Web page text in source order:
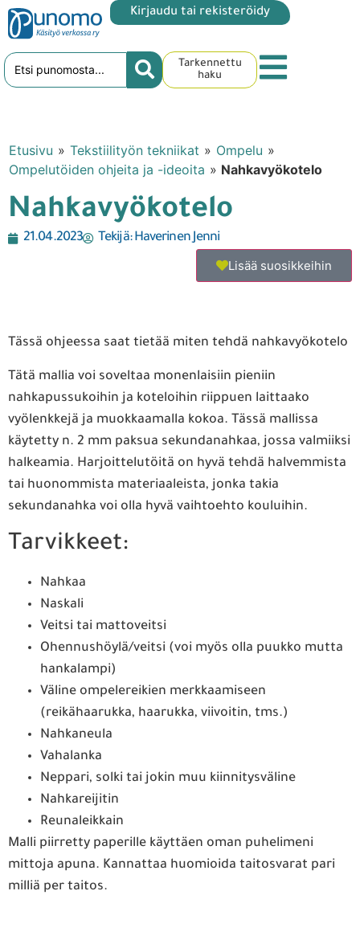
Kirjaudu tai rekisteröidy
Tarkennettu
haku
Etusivu » Tekstiilityön tekniikat » Ompelu »
Ompelutöiden ohjeita ja -ideoita » Nahkavyökotelo
Nahkavyökotelo
21.04.2023 Tekijä:Haverinen Jenni
Lisää suosikkeihin
Tässä ohjeessa saat tietää miten tehdä nahkavyökotelo
Tätä mallia voi soveltaa monenlaisiin pieniin
nahkapussukoihin ja koteloihin riippuen laittaako
vyölenkkejä ja muokkaamalla kokoa. Tässä mallissa
käytetty n. 2 mm paksua sekundanahkaa, jossa valmiiksi
halkeamia. Harjoittelutöitä on hyvä tehdä halvemmista
tai huonommista materiaaleista, jonka takia
sekundanahka voi olla hyvä vaihtoehto kouluihin.
Tarvikkeet:
Nahkaa
Naskali
Veitsi tai mattoveitsi
Ohennushöylä/veitsi (voi myös olla puukko mutta
hankalampi)
Väline ompelereikien merkkaamiseen
(reikähaarukka, haarukka, viivoitin, tms.)
Nahkaneula
Vahalanka
Neppari, solki tai jokin muu kiinnitysväline
Nahkareijitin
Reunaleikkain
Malli piirretty paperille käyttäen oman puhelimeni
mittoja apuna. Kannattaa huomioida taitosvarat pari
milliä per taitos.